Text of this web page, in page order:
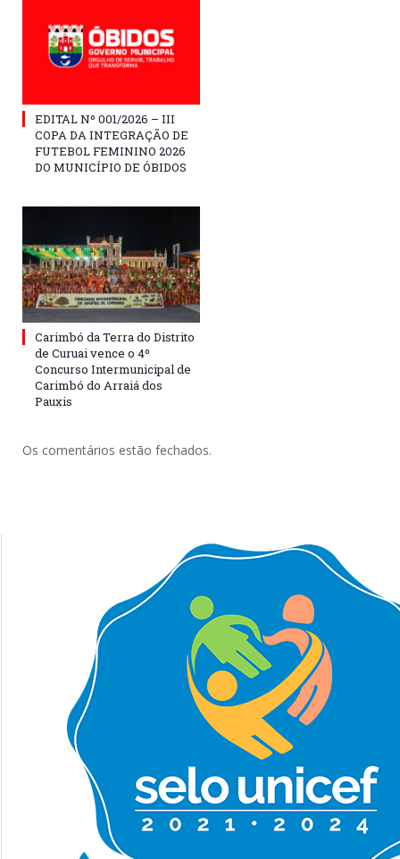
EDITAL Nº 001/2026 – III
COPA DA INTEGRAÇÃO DE
FUTEBOL FEMININO 2026
DO MUNICÍPIO DE ÓBIDOS
Carimbó da Terra do Distrito
de Curuai vence o 4º
Concurso Intermunicipal de
Carimbó do Arraiá dos
Pauxis
Os comentários estão fechados.